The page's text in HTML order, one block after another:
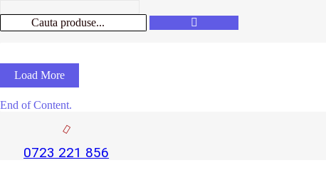
Load More
End of Content.
0723 221 856